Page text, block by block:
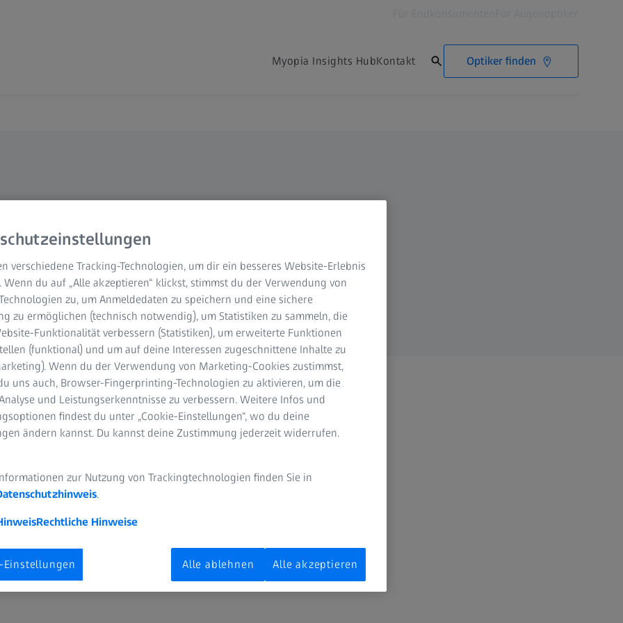
Myopia Insights HubKontakt Optiker finden
der
wieder hell: Das sind
von ZEISS.
Generation von selbsttönenden Brillengläsern, die auf
des Produkts wird die Übergangsgeschwindigkeit von
sorgt ein neues integriertes Basismaterial für einen
im Außenbereich.
verschiedene Tracking-Technologien, um dir ein besseres Website-Erlebnis
Wenn du auf „Alle akzeptieren“ klickst, stimmst du der Verwendung von
zu, um Anmeldedaten zu speichern und eine sichere
zu ermöglichen (technisch notwendig), um Statistiken zu sammeln, die
Funktionalität verbessern (Statistiken), um erweiterte Funktionen
(funktional) und um auf deine Interessen zugeschnittene Inhalte zu
Wenn du der Verwendung von Marketing-Cookies zustimmst,
uns auch, Browser-Fingerprinting-Technologien zu aktivieren, um die
und Leistungserkenntnisse zu verbessern. Weitere Infos und
findest du unter „Cookie-Einstellungen“, wo du deine
ändern kannst. Du kannst deine Zustimmung jederzeit widerrufen.
zur Nutzung von Trackingtechnologien finden Sie in
.
Rechtliche Hinweise
Einstellungen Alle ablehnen Alle akzeptieren